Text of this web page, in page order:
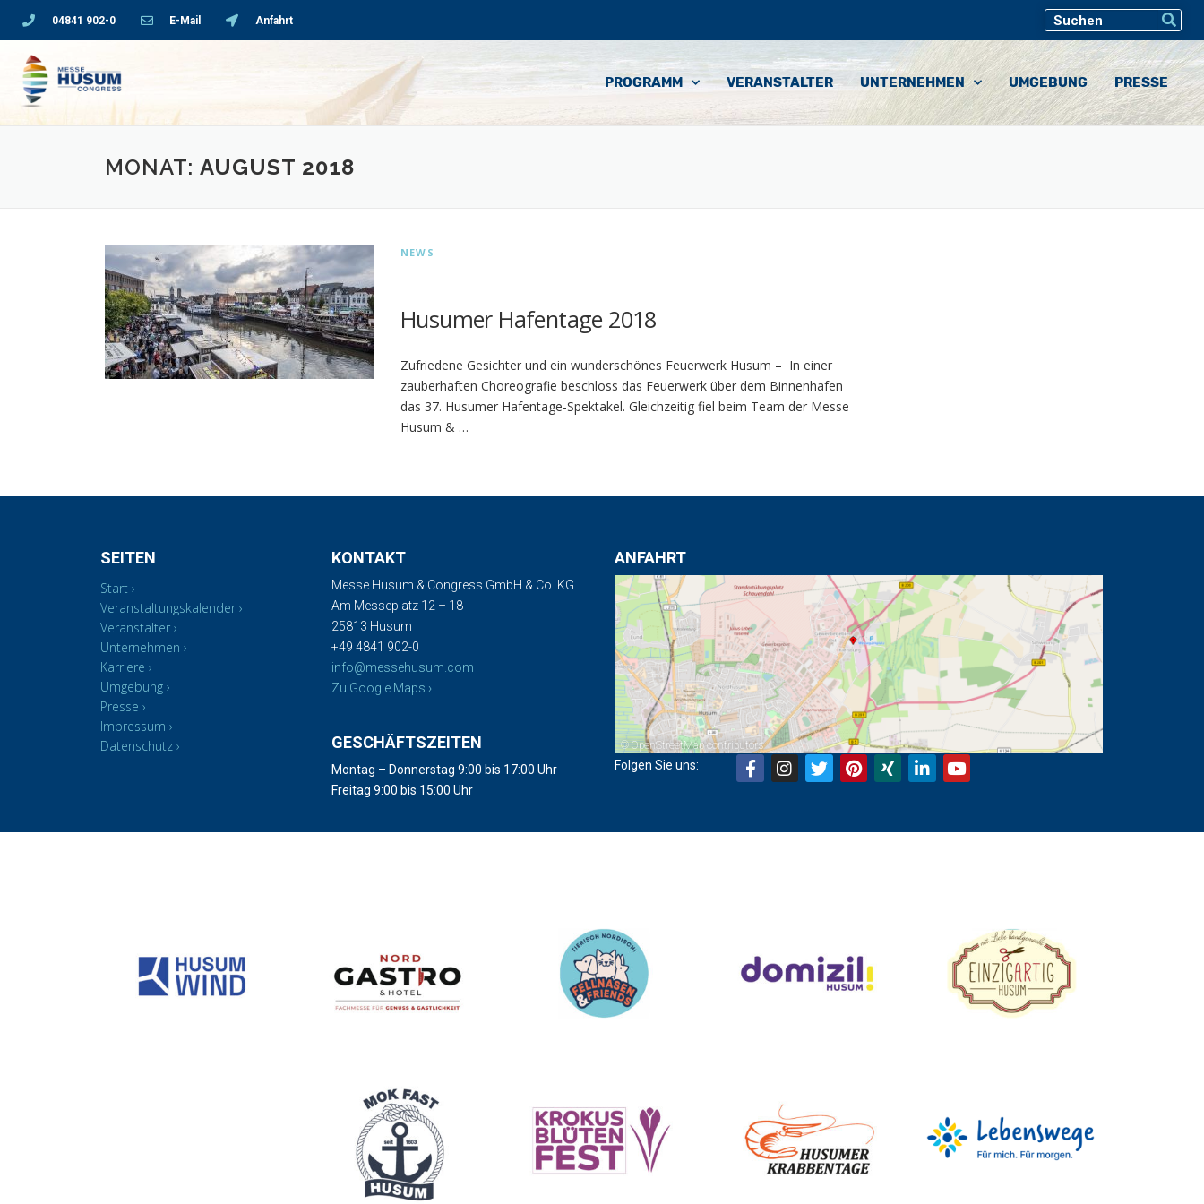
04841 902-0 E-Mail Anfahrt
PROGRAMM VERANSTALTER UNTERNEHMEN UMGEBUNG PRESSE
MONAT: AUGUST 2018
NEWS
Husumer Hafentage 2018
Zufriedene Gesichter und ein wunderschönes Feuerwerk Husum – In einer
zauberhaften Choreografie beschloss das Feuerwerk über dem Binnenhafen
das 37. Husumer Hafentage-Spektakel. Gleichzeitig fiel beim Team der Messe
Husum & …
SEITEN
Start
Veranstaltungskalender
Veranstalter
Unternehmen
Karriere
Umgebung
Presse
Impressum
Datenschutz
KONTAKT
Messe Husum & Congress GmbH & Co. KG
Am Messeplatz 12 – 18
25813 Husum
+49 4841 902-0
info@messehusum.com
Zu Google Maps ›
GESCHÄFTSZEITEN
Montag – Donnerstag 9:00 bis 17:00 Uhr
Freitag 9:00 bis 15:00 Uhr
ANFAHRT
©OpenStreetMap contributors
Folgen Sie uns: